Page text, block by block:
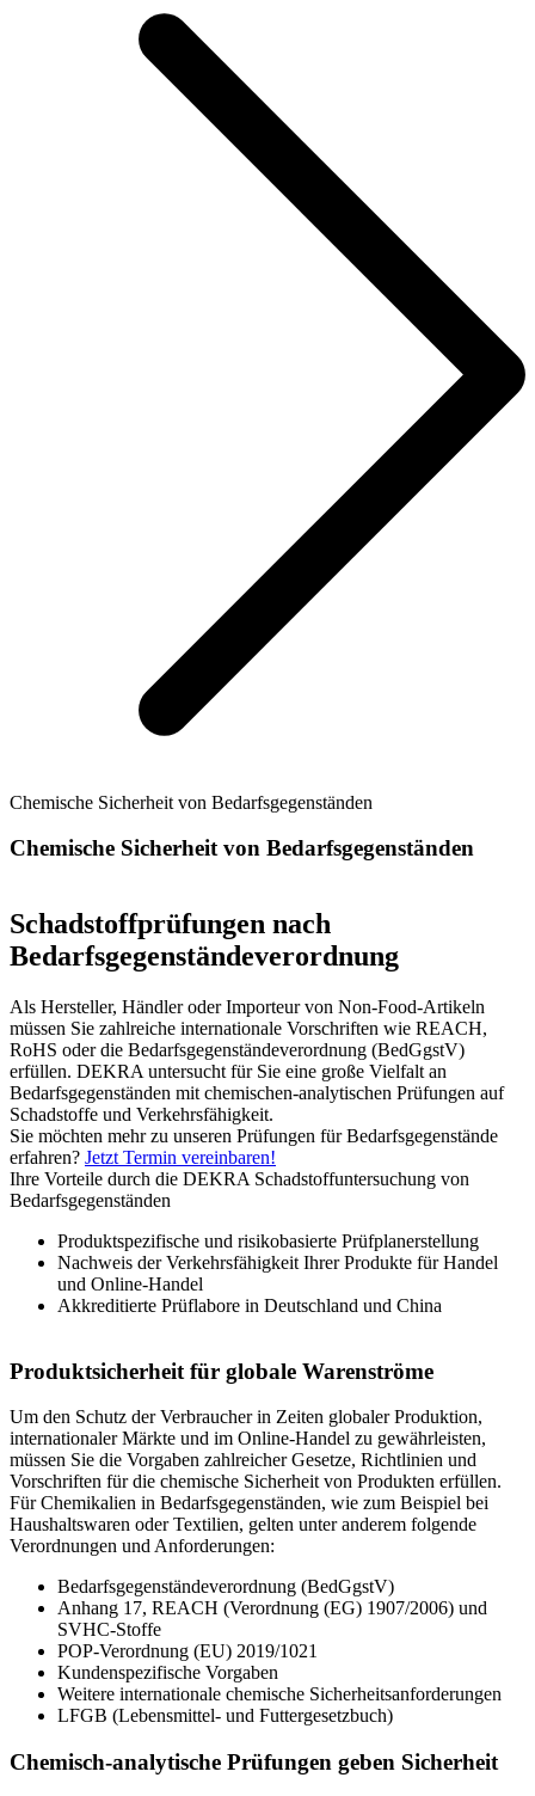
Chemische Sicherheit von Bedarfsgegenständen
Chemische Sicherheit von Bedarfsgegenständen
Schadstoffprüfungen nach
Bedarfsgegenständeverordnung
Als Hersteller, Händler oder Importeur von Non-Food-Artikeln
müssen Sie zahlreiche internationale Vorschriften wie REACH,
RoHS oder die Bedarfsgegenständeverordnung (BedGgstV)
erfüllen. DEKRA untersucht für Sie eine große Vielfalt an
Bedarfsgegenständen mit chemischen-analytischen Prüfungen auf
Schadstoffe und Verkehrsfähigkeit.
Sie möchten mehr zu unseren Prüfungen für Bedarfsgegenstände
erfahren? Jetzt Termin vereinbaren!
Ihre Vorteile durch die DEKRA Schadstoffuntersuchung von
Bedarfsgegenständen
Produktspezifische und risikobasierte Prüfplanerstellung
Nachweis der Verkehrsfähigkeit Ihrer Produkte für Handel
und Online-Handel
Akkreditierte Prüflabore in Deutschland und China
Produktsicherheit für globale Warenströme
Um den Schutz der Verbraucher in Zeiten globaler Produktion,
internationaler Märkte und im Online-Handel zu gewährleisten,
müssen Sie die Vorgaben zahlreicher Gesetze, Richtlinien und
Vorschriften für die chemische Sicherheit von Produkten erfüllen.
Für Chemikalien in Bedarfsgegenständen, wie zum Beispiel bei
Haushaltswaren oder Textilien, gelten unter anderem folgende
Verordnungen und Anforderungen:
Bedarfsgegenständeverordnung (BedGgstV)
Anhang 17, REACH (Verordnung (EG) 1907/2006) und
SVHC-Stoffe
POP-Verordnung (EU) 2019/1021
Kundenspezifische Vorgaben
Weitere internationale chemische Sicherheitsanforderungen
LFGB (Lebensmittel- und Futtergesetzbuch)
Chemisch-analytische Prüfungen geben Sicherheit